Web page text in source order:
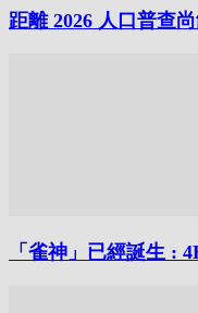
距離 2026 人口普查
「雀神」已經誕生 :